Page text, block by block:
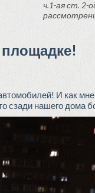
ч.1-ая ст. 2-
И как
сзади нашего дома